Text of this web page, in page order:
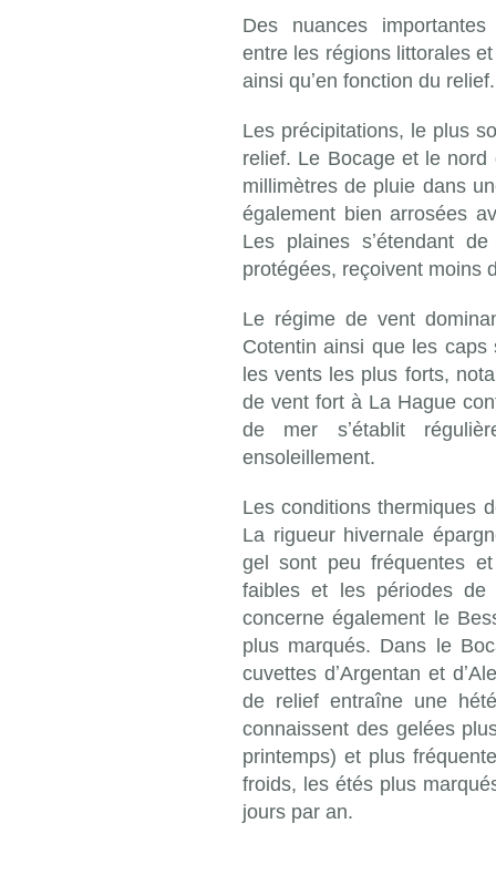
Des nuances
entre les régions littorales
ainsi quʼen fonction du relief.
Les précipitations, le plus
relief. Le Bocage et le
millimètres de pluie dans
également bien arrosées
Les plaines sʼétendant de
protégées, reçoivent moins
Le régime de vent
Cotentin ainsi que les
les vents les plus forts,
de vent fort à La Hague
de mer sʼétablit
ensoleillement.
Les conditions thermiques
La rigueur hivernale
gel sont peu fréquentes
faibles et les périodes de
concerne également le
plus marqués. Dans le
cuvettes dʼArgentan et
de relief entraîne une
connaissent des gelées
printemps) et plus
froids, les étés plus
jours par an.